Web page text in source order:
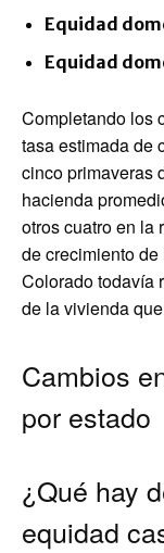
Equidad
Equidad
Completando los
tasa estimada de
cinco primaveras
hacienda
otros cuatro en la
de crecimiento
Colorado todavía
de la vivienda
Cambios
por estado
¿Qué hay
equidad